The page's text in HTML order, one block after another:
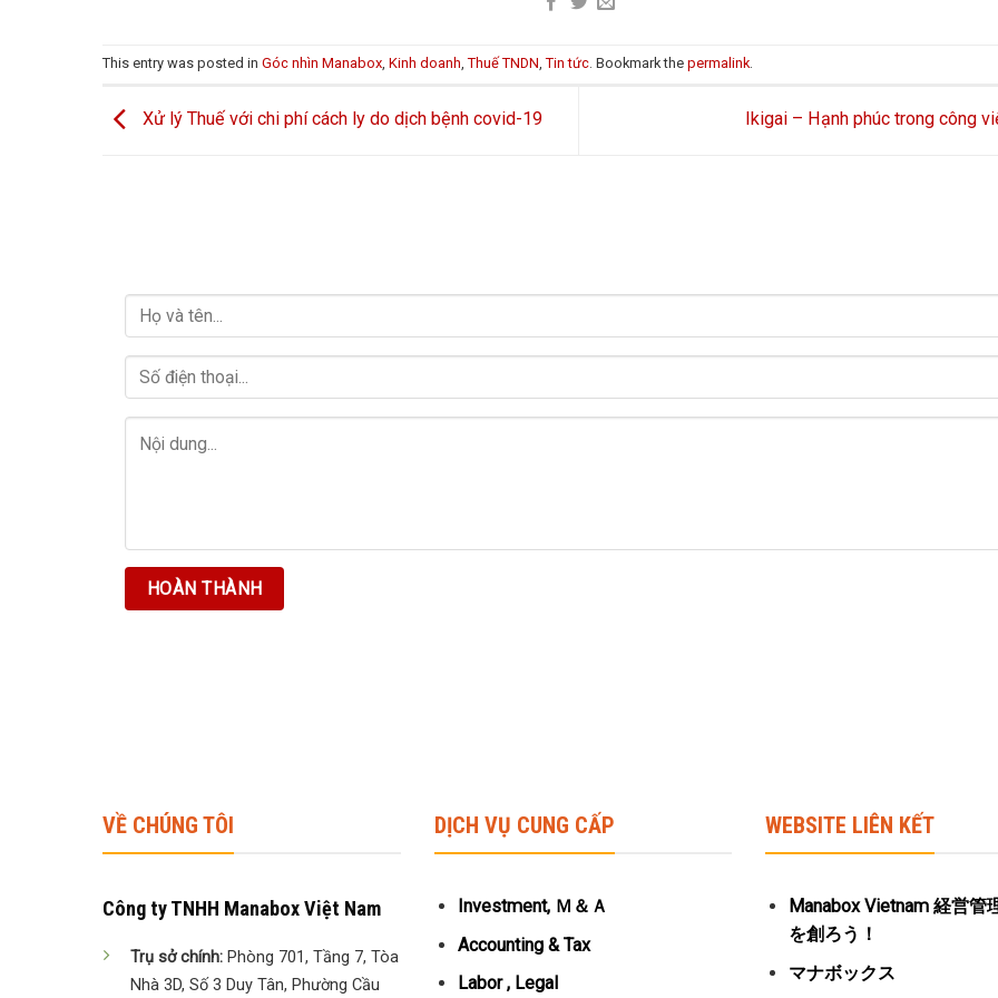
This entry was posted in Góc nhìn Manabox, Kinh doanh,Thuế TNDN,Tin tức. Bookmark the permalink.
Xử lý Thuế với chi phí cách ly do dịch bệnh covid-19 Ikigai – Hạnh phúc trong công
VỀ CHÚNG TÔI
Công ty TNHH Manabox Việt Nam
Trụ sở chính: Phòng 701, Tầng 7, Tòa
Nhà 3D, Số 3 Duy Tân, Phường Cầu
DỊCH VỤ CUNG CẤP
Investment, Ｍ＆Ａ
Accounting & Tax
Labor , Legal
WEBSITE LIÊN KẾT
Manabox Vietnam 経営管
を創ろう！
マナボックス